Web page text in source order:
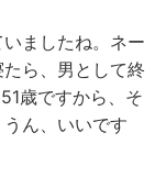
ましたね。ネー
ら、男として終
歳ですから、そ
ん、いいです